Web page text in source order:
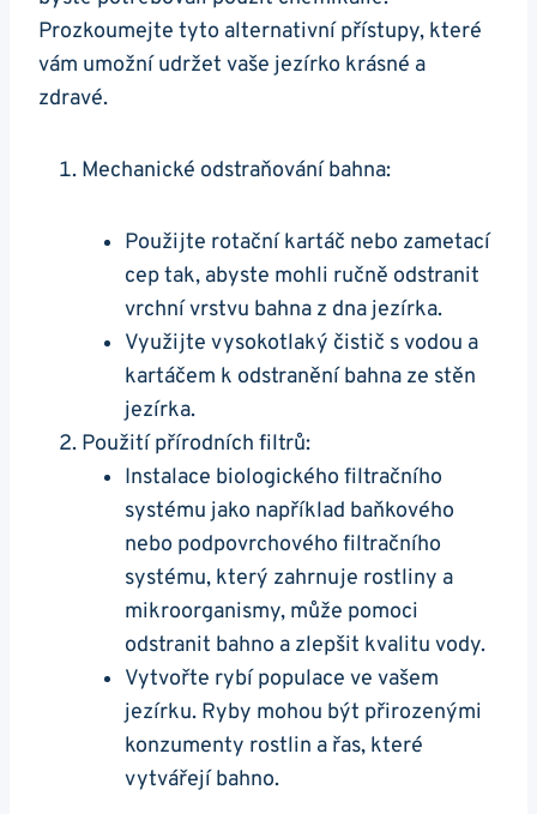
Prozkoumejte tyto alternativní ​přístupy, které
⁣vám ⁣umožní udržet vaše jezírko krásné⁣ a
‌zdravé.
Mechanické⁤ odstraňování bahna:
Použijte rotační kartáč nebo zametací
cep tak, abyste mohli ručně⁢ odstranit
vrchní vrstvu bahna z dna⁣ jezírka.
Využijte vysokotlaký čistič s ⁣vodou a
kartáčem⁣ k odstranění bahna ze‌ stěn
jezírka.
Použití přírodních⁣ filtrů:
Instalace biologického filtračního
systému jako například baňkového ​
nebo podpovrchového filtračního⁣
systému, který zahrnuje rostliny a ​
mikroorganismy, může pomoci
odstranit​ bahno a zlepšit kvalitu⁤ vody.
Vytvořte rybí populace ve vašem
jezírku. Ryby mohou ⁢být přirozenými
konzumenty rostlin a⁤ řas, které⁤
vytvářejí bahno.